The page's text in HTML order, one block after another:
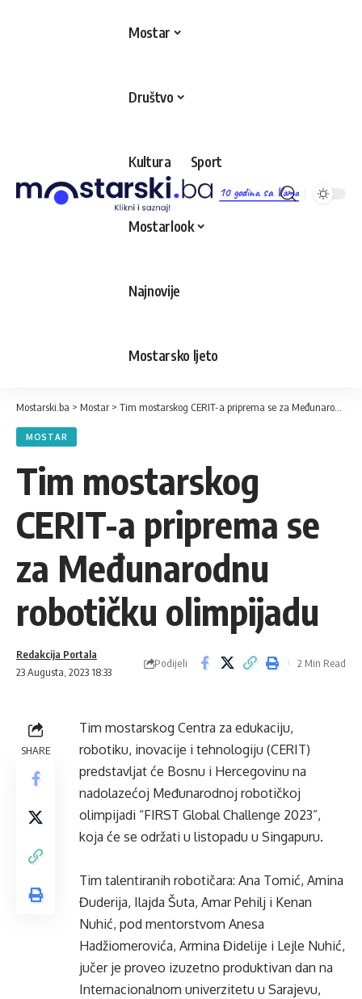
10 godina sa Vama
Mostar
Društvo
Kultura Sport
Mostarlook
Najnovije
Mostarsko ljeto
Mostarski.ba > Mostar > Tim mostarskog CERIT-a priprema se za Međunarodnu robotičku olimpijadu
MOSTAR
Tim mostarskog
CERIT-a priprema se
za Međunarodnu
robotičku olimpijadu
23 Augusta, 2023 18:33
Redakcija Portala
Podijeli 2 Min Read
SHARE
Tim mostarskog Centra za edukaciju,
robotiku, inovacije i tehnologiju (CERIT)
predstavljat će Bosnu i Hercegovinu na
nadolazećoj Međunarodnoj robotičkoj
olimpijadi “FIRST Global Challenge 2023”,
koja će se održati u listopadu u Singapuru.
Tim talentiranih robotičara: Ana Tomić, Amina
Đuderija, Ilajda Šuta, Amar Pehilj i Kenan
Nuhić, pod mentorstvom Anesa
Hadžiomerovića, Armina Đidelije i Lejle Nuhić,
jučer je proveo izuzetno produktivan dan na
Internacionalnom univerzitetu u Sarajevu,